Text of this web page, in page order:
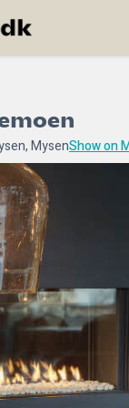
MysenShow on